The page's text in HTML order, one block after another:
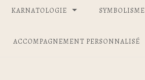
KARNATOLOGIE SYMBOLISME
ACCOMPAGNEMENT PERSONNALISÉ